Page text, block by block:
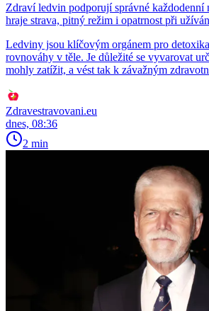
Zdraví ledvin podporují správné
hraje strava, pitný režim i opatrnost při
Ledviny jsou klíčovým orgánem pro
rovnováhy v těle. Je důležité se vyvarovat
mohly zatížit, a vést tak k závažným
Zdravestravovani.eu
dnes, 08:36
2 min